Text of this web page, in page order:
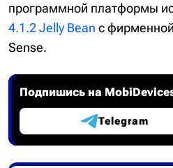
программной платформы
4.1.2 Jelly Bean с
Sense.
Подпишись на
Telegram